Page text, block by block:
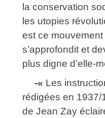
la conservation
les utopies
est ce mouvement
s’approfondit et
plus digne d’elle-
-« Les
rédigées en
de Jean Zay